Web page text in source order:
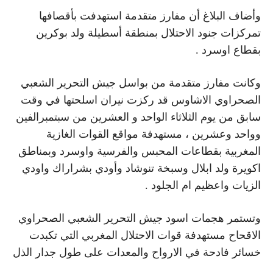
وأضاف البلاغ أن مفارز متقدمة استهدفت بأقصافها
تمركزات جنود الاحتلال بمنطقة أسطيلة ولد بوكرين
بقطاع اوسرد .
وكانت مفارز متقدمة من بواسل جيش التحرير الشعبي
الصحراوي الاشاوس قد ركزت نيران اسلحتها في وقت
سابق من يوم الثلاثاء الواحد و العشرين من سبتمبرالفين
وواحد وعشرين ، مستهدفة مواقع القوات الغازية
المغربية بقطاعات المحبس والفرسية واوسرد وبمناطق
اكويرة ولد ابلال وسبخة تنوشاد وأودي بشراراك واودي
الزيات واعظيم ام الجلود .
وتستمر هجمات اسود جيش التحرير الشعبي الصحراوي
الاقحاح مستهدفة قوات الاحتلال المغربي التي تكبدت
خسائر فادحة في الارواح والمعدات على طول جدار الذل